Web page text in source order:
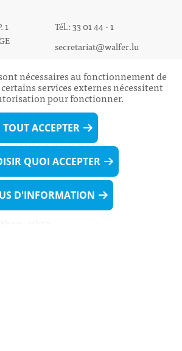
1
Tél.: 33 01 44 - 1
secretariat@walfer.lu
de Walferdange
- 11h30
nécessaires au fonctionnement de
services externes nécessitent
pour fonctionner.
TOUT ACCEPTER
QUOI ACCEPTER
D'INFORMATION